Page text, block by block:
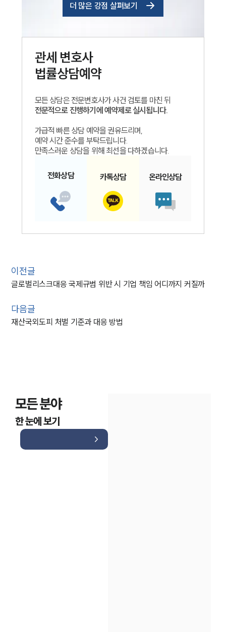
더 많은 강점 살펴보기
관세 변호사
법률상담예약
모든 상담은 전문변호사가 사건 검토를 마친 뒤
전문적으로 진행하기에 예약제로 실시됩니다.
가급적 빠른 상담 예약을 권유드리며,
예약 시간 준수를 부탁드립니다.
만족스러운 상담을 위해 최선을 다하겠습니다.
전화상담 카톡상담 온라인상담
이전글
글로벌리스크대응 국제규범 위반 시 기업 책임 어디까지 커질까
다음글
재산국외도피 처벌 기준과 대응 방법
모든 분야
한 눈에 보기